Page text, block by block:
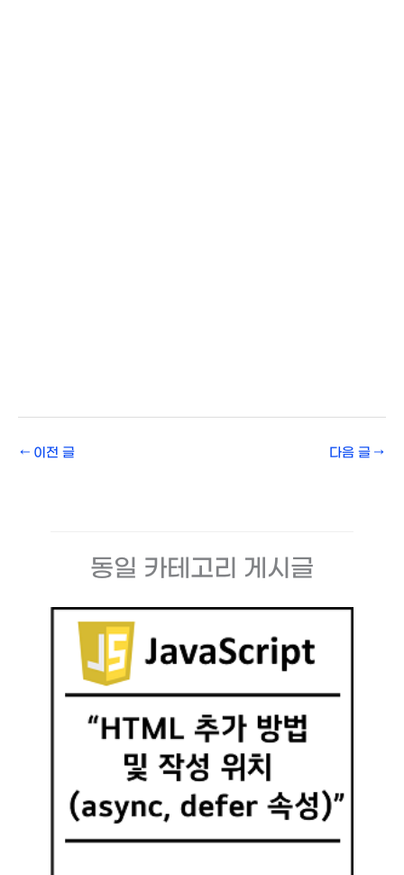
← 이전 글 다음 글 →
동일 카테고리 게시글